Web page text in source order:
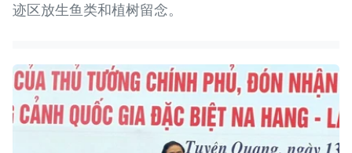
迹区放生鱼类和植树留念。